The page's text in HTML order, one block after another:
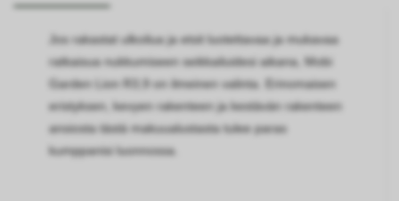
Jos rakastat ulkoilua ja etsit luotettavaa ja mukavaa
ratkaisua nukkumiseen seikkailuidesi aikana, Mobi
Garden Lion R3,9 on ilmeinen valinta. Erinomaisen
eristyksen, kevyen rakenteen ja kestävän rakenteen
ansiosta tästä makuualustasta tulee paras
kumppanisi luonnossa.